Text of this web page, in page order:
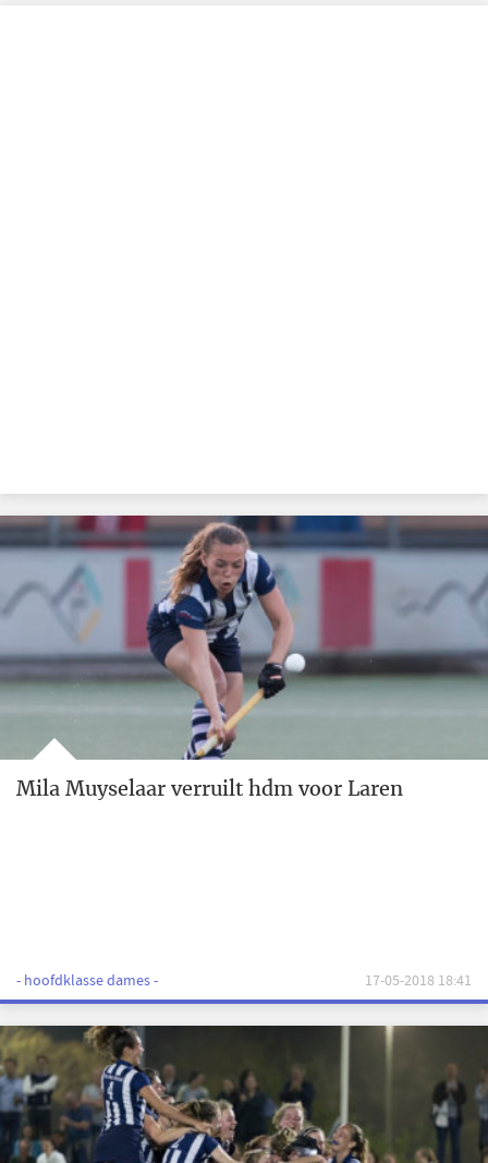
Mila Muyselaar verruilt hdm voor Laren
- hoofdklasse dames - 17-05-2018 18:41